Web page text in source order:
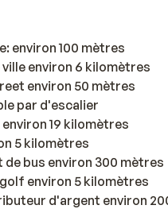
environ 100 mètres
environ 6 kilomètres
environ 50 mètres
par d'escalier
19 kilomètres
5 kilomètres
bus environ 300 mètres
environ 5 kilomètres
d'argent environ